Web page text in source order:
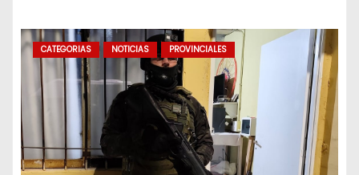
CATEGORIAS NOTICIAS PROVINCIALES